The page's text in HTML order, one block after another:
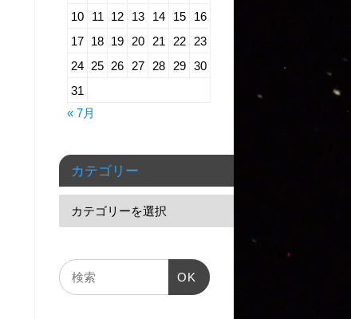
10
11 12 13 14 15
16
17 18 19 20 21 22
23
24 25 26 27 28 29
30
31
« 7月
カテゴリー
OK